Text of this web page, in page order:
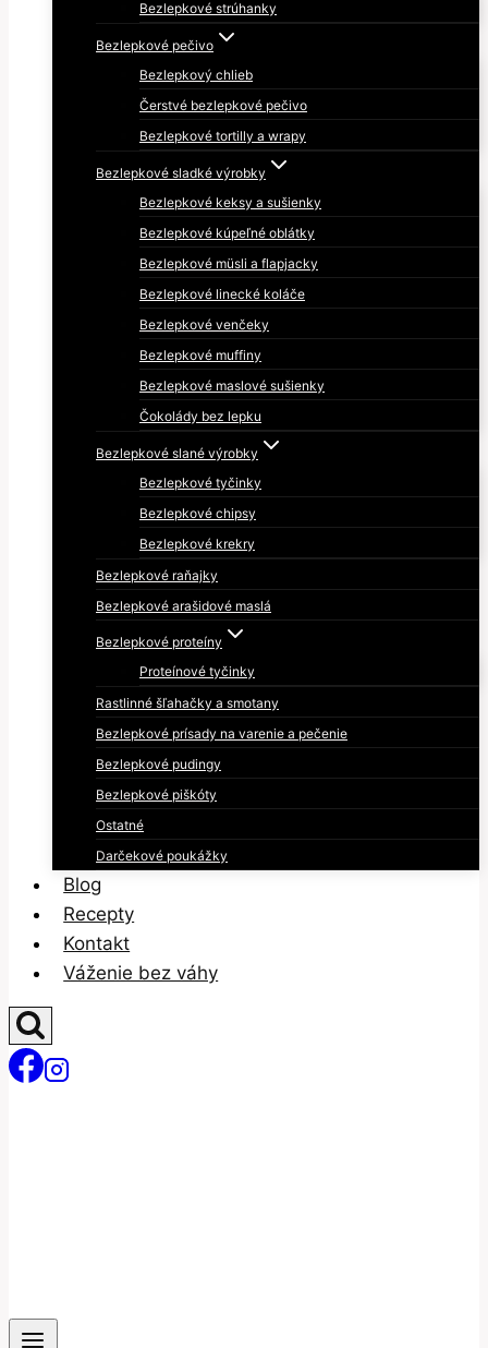
Bezlepkové strúhanky
Bezlepkové pečivo
Bezlepkový chlieb
Čerstvé bezlepkové pečivo
Bezlepkové tortilly a wrapy
Bezlepkové sladké výrobky
Bezlepkové keksy a sušienky
Bezlepkové kúpeľné oblátky
Bezlepkové müsli a flapjacky
Bezlepkové linecké koláče
Bezlepkové venčeky
Bezlepkové muffiny
Bezlepkové maslové sušienky
Čokolády bez lepku
Bezlepkové slané výrobky
Bezlepkové tyčinky
Bezlepkové chipsy
Bezlepkové krekry
Bezlepkové raňajky
Bezlepkové arašidové maslá
Bezlepkové proteíny
Proteínové tyčinky
Rastlinné šľahačky a smotany
Bezlepkové prísady na varenie a pečenie
Bezlepkové pudingy
Bezlepkové piškóty
Ostatné
Darčekové poukážky
Blog
Recepty
Kontakt
Váženie bez váhy